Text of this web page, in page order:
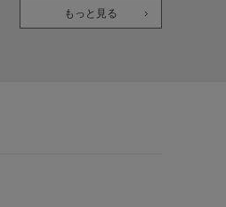
もっと見る